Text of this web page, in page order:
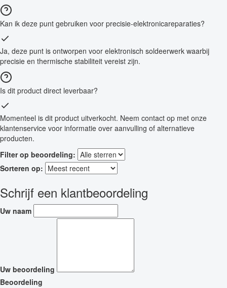
Kan ik deze punt gebruiken voor precisie-elektronicareparaties?
Ja, deze punt is ontworpen voor elektronisch soldeerwerk waarbij
precisie en thermische stabiliteit vereist zijn.
Is dit product direct leverbaar?
Momenteel is dit product uitverkocht. Neem contact op met onze
klantenservice voor informatie over aanvulling of alternatieve
producten.
Filter op beoordeling:
Sorteren op:
Schrijf een klantbeoordeling
Uw naam
Uw beoordeling
Beoordeling